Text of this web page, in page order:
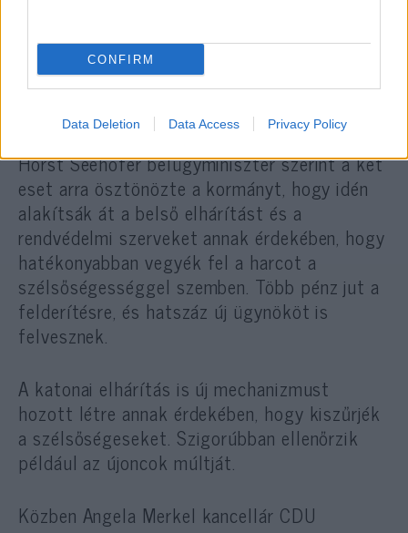
CONFIRM
Data Deletion Data Access Privacy Policy
otthonában lőtte le Walter
Lübcke bevándorláspárti
politikust.
Horst Seehofer belügyminiszter szerint a két
eset arra ösztönözte a kormányt, hogy idén
alakítsák át a belső elhárítást és a
rendvédelmi szerveket annak érdekében, hogy
hatékonyabban vegyék fel a harcot a
szélsőségességgel szemben. Több pénz jut a
felderítésre, és hatszáz új ügynököt is
felvesznek.
A katonai elhárítás is új mechanizmust
hozott létre annak érdekében, hogy kiszűrjék
a szélsőségeseket. Szigorúbban ellenőrzik
például az újoncok múltját.
Közben Angela Merkel kancellár CDU